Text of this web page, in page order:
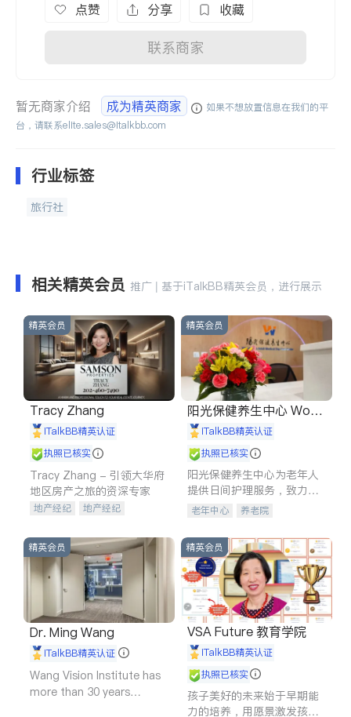
点赞 分享 收藏
联系商家
暂无商家介绍 成为精英商家
如果不想放置信息在我们的平
台，请联系elite.sales@italkbb.com
行业标签
旅行社
相关精英会员 推广 | 基于iTalkBB精英会员，进行展示
精英会员
Tracy Zhang
iTalkBB精英认证
执照已核实
Tracy Zhang - 引领大华府
地区房产之旅的资深专家
地产经纪
地产经纪
商铺租售
开发商建商
精英会员
阳光保健养生中心 World
shine
iTalkBB精英认证
执照已核实
阳光保健养生中心为老年人
提供日间护理服务，致力于
通过持续的护理创新来有效
老年中心 养老院
精英会员
Dr. Ming Wang
iTalkBB精英认证
Wang Vision Institute has
more than 30 years
精英会员
VSA Future 教育学院
iTalkBB精英认证
执照已核实
孩子美好的未来始于早期能
力的培养，用愿景激发孩子